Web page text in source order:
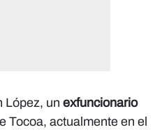
López, un exfuncionario
Tocoa, actualmente en el